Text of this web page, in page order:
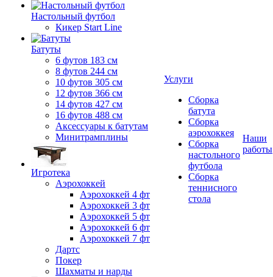
Настольный футбол
Кикер Start Line
Батуты
6 футов 183 см
8 футов 244 см
10 футов 305 см
12 футов 366 см
14 футов 427 см
16 футов 488 см
Аксессуары к батутам
Минитрамплины
Игротека
Аэрохоккей
Аэрохоккей 4 фт
Аэрохоккей 3 фт
Аэрохоккей 5 фт
Аэрохоккей 6 фт
Аэрохоккей 7 фт
Дартс
Покер
Шахматы и нарды
Услуги
Сборка
батута
Сборка
аэрохоккея
Сборка
настольного
футбола
Сборка
теннисного
стола
Наши
работы